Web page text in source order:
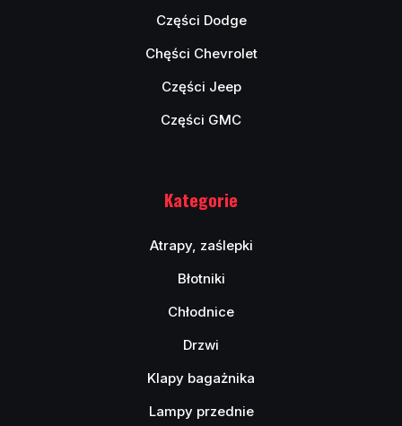
Części Dodge
Chęści Chevrolet
Części Jeep
Części GMC
Kategorie
Atrapy, zaślepki
Błotniki
Chłodnice
Drzwi
Klapy bagażnika
Lampy przednie